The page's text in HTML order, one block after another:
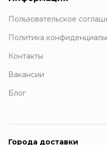
Пользовательское
Политика
Контакты
Вакансии
Блог
Города доставки